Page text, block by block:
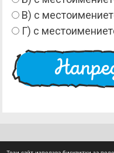
В) с
Г) с